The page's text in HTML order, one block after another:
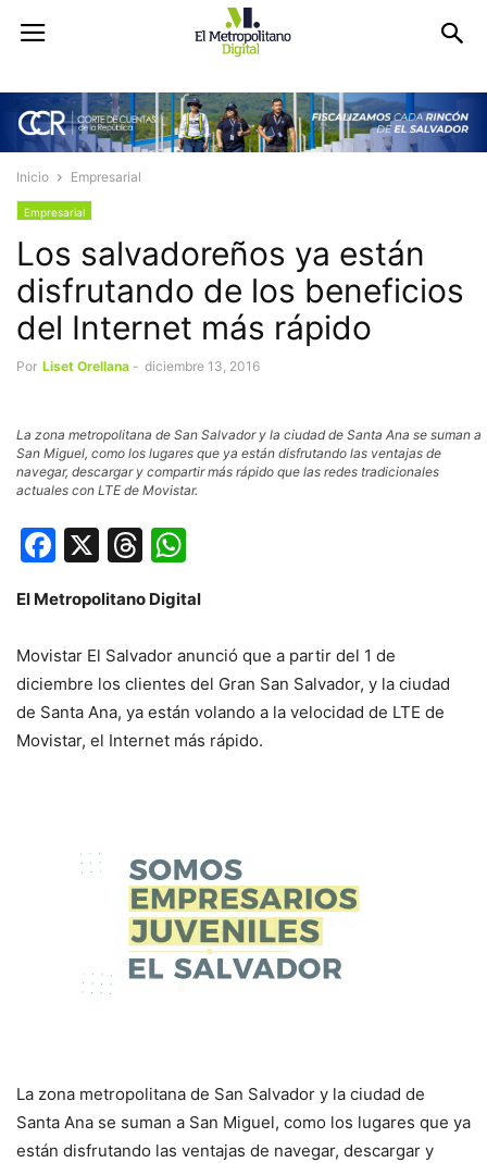
Inicio Empresarial
Empresarial
Los salvadoreños ya están
disfrutando de los beneficios
del Internet más rápido
Por Liset Orellana - diciembre 13, 2016
La zona metropolitana de San Salvador y la ciudad de Santa Ana se suman a
San Miguel, como los lugares que ya están disfrutando las ventajas de
navegar, descargar y compartir más rápido que las redes tradicionales
actuales con LTE de Movistar.
Facebook
X Threads
El Metropolitano Digital
Movistar El Salvador anunció que a partir del 1 de
diciembre los clientes del Gran San Salvador, y la ciudad
de Santa Ana, ya están volando a la velocidad de LTE de
Movistar, el Internet más rápido.
La zona metropolitana de San Salvador y la ciudad de
Santa Ana se suman a San Miguel, como los lugares que ya
están disfrutando las ventajas de navegar, descargar y